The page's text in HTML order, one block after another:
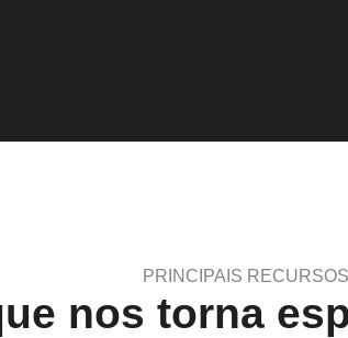
PRINCIPAIS RECURSOS
nos torna